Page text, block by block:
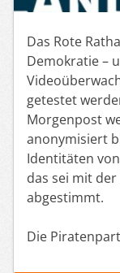
Das Rote
Demokratie –
getestet
Morgenpost
anonymisiert
Identitäten
das sei mit
abgestimmt.
Die